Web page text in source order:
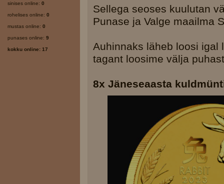
sinises online: 0
rohelises online: 0
mustas online: 0
punases online: 9
kokku online: 17
Sellega seoses kuulutan
Punase ja Valge maailma
Auhinnaks läheb loosi igal
tagant loosime välja
8x Jäneseaasta